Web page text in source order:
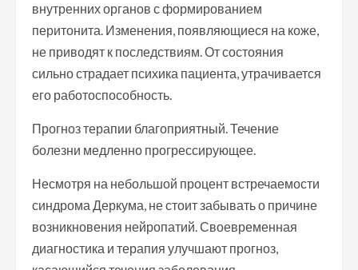
внутренних органов с формированием
перитонита. Изменения, появляющиеся на коже,
не приводят к последствиям. От состояния
сильно страдает психика пациента, утрачивается
его работоспособность.
Прогноз терапии благоприятный. Течение
болезни медленно прогрессирующее.
Несмотря на небольшой процент встречаемости
синдрома Деркума, не стоит забывать о причине
возникновения нейропатий. Своевременная
диагностика и терапия улучшают прогноз,